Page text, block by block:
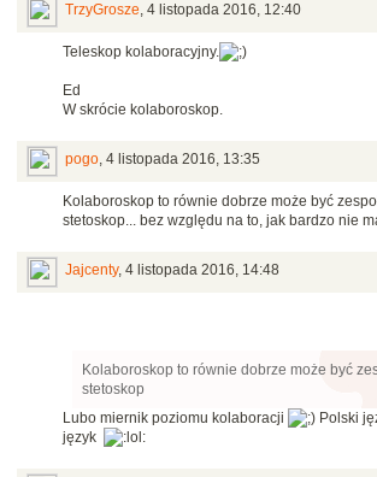
TrzyGrosze, 4 listopada 2016, 12:40
Teleskop kolaboracyjny.
Ed
W skrócie kolaboroskop.
pogo, 4 listopada 2016, 13:35
Kolaboroskop to równie dobrze może być
stetoskop... bez względu na to, jak bardzo nie
Jajcenty, 4 listopada 2016, 14:48
Kolaboroskop to równie dobrze może być
stetoskop
Lubo miernik poziomu kolaboracji
Polski
język